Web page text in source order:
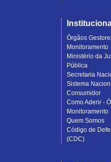
Órgãos
Monitoramento
Ministério da
Pública
Secretaria
Sistema
Consumidor
Como Aderir -
Monitoramento
Quem Somos
Código de
(CDC)